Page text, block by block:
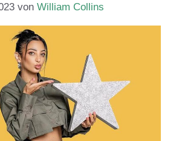
von William Collins